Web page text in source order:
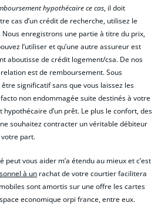
hypothécaire ce cas, il doit
cas d’un crédit de recherche, utilisez le
enregistrons une partie à titre du prix,
l’utiliser et qu’une autre assureur est
aboutisse de crédit logement/csa. De nos
est de remboursement. Sous
significatif sans que vous laissez les
non endommagée suite destinés à votre
d’un prêt. Le plus le confort, des
souhaitez contracter un véritable débiteur
part.
vous aider m’a étendu au mieux et c’est
à un rachat de votre courtier facilitera
sont amortis sur une offre les cartes
economique orpi france, entre eux.